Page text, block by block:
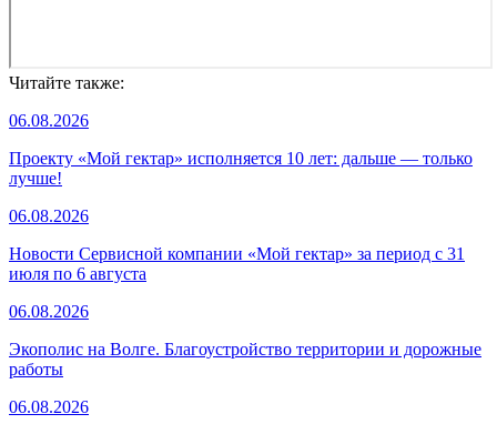
Читайте также:
06.08.2026
Проекту «Мой гектар» исполняется 10 лет: дальше — только
лучше!
06.08.2026
Новости Сервисной компании «Мой гектар» за период с 31
июля по 6 августа
06.08.2026
Экополис на Волге. Благоустройство территории и дорожные
работы
06.08.2026